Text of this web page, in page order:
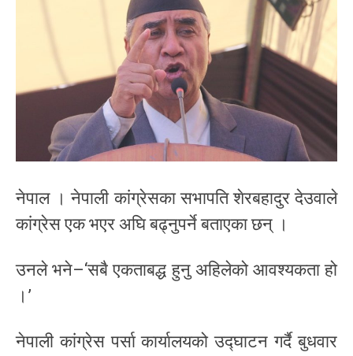
नेपाल । नेपाली कांग्रेसका सभापति शेरबहादुर देउवाले
कांग्रेस एक भएर अघि बढ्नुपर्ने बताएका छन् ।
उनले भने–‘सबै एकताबद्ध हुनु अहिलेको आवश्यकता हो
।’
नेपाली कांग्रेस पर्सा कार्यालयको उद्घाटन गर्दै बुधवार